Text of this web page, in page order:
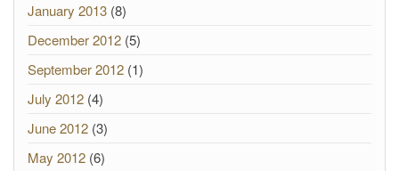
January 2013 (8)
December 2012 (5)
September 2012 (1)
July 2012 (4)
June 2012 (3)
May 2012 (6)